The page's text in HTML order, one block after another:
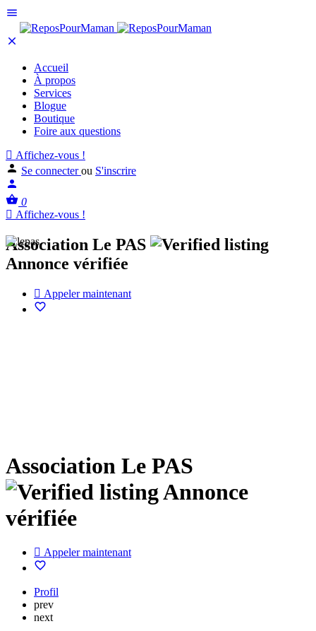
Accueil
À propos
Services
Blogue
Boutique
Foire aux questions
Affichez-vous !
Se connecterou S'inscrire
0
Affichez-vous !
Association Le PAS
Annonce vérifiée
Appeler maintenant
Association Le PAS
Annonce
vérifiée
Appeler maintenant
Profil
prev
next